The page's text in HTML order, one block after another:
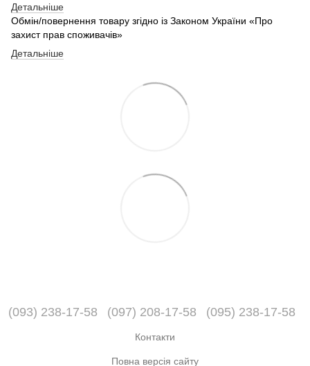
Детальніше
Обмін/повернення товару згідно із Законом України «Про
захист прав споживачів»
Детальніше
(093) 238-17-58 (097) 208-17-58 (095) 238-17-58
Контакти
Повна версія сайту